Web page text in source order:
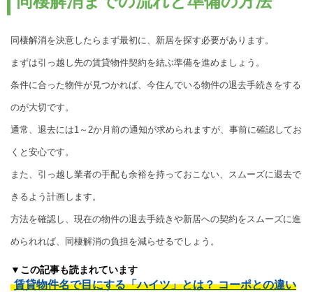
同棲解消を決意したらまず最初に、新居を探す必要があります。
まずは引っ越し先の賃貸物件契約を結ぶ準備を進めましょう。
条件に合った物件が見つかれば、今住んでいる物件の退去手続きをする
のが大切です。
通常、退去には1～2か月前の通知が求められますが、事前に確認してお
くと安心です。
また、引っ越し業者の手配も余裕を持っておこない、スムーズに退去で
きるよう計画します。
方法を確認し、現在の物件の退去手続きや新居への契約をスムーズに進
められれば、同棲解消の負担を減らせるでしょう。
▼この記事も読まれています
賃貸物件名で目にする「ハイツ」とは？ コーポとの違い